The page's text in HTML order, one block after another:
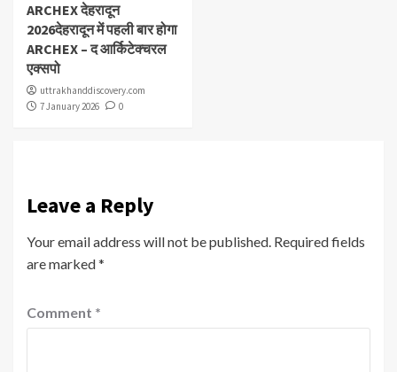
ARCHEX देहरादून
2026देहरादून में पहली बार होगा
ARCHEX – द आर्किटेक्चरल
एक्सपो
uttrakhanddiscovery.com
7 January 2026
0
Leave a Reply
Your email address will not be published. Required fields
are marked*
Comment *